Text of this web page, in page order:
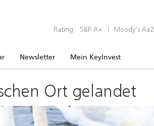
Rating: S&P A+ | Moody’s Aa2
Newsletter Mein KeyInvest
Ort gelandet